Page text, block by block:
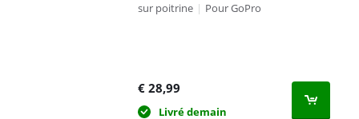
sur poitrine | Pour GoPro
€ 28,99
Livré demain